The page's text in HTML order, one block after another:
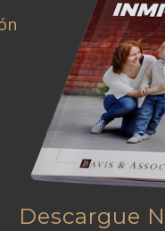
Descargue